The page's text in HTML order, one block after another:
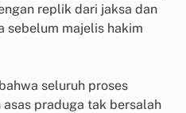
replik dari jaksa dan
sebelum majelis hakim
seluruh proses
praduga tak bersalah